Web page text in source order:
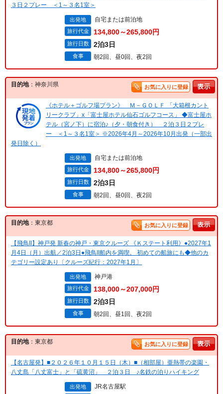
３日２プレー ＜1～３名1室＞
出発地 自宅または前泊地
旅行代金 134,800～265,800円
旅行日数 2泊3日
食事 朝2回、昼0回、夜2回
目的地：神奈川県 お気に入りに登録
《ホテル＋ゴルフ場プラン》 Ｍ－ＧＯＬＦ 「大箱根カント
リークラブ」x「富士屋ホテル仙石ゴルフコース」 ◆富士屋ホ
テル（宮ノ下）に宿泊♪（夕・朝食付き） ２泊３日２プレ
ー ＜1～３名1室＞ ※2026年4月～2026年10月出発（一部出
発日除く）
出発地 自宅または前泊地
旅行代金 134,800～265,800円
旅行日数 2泊3日
食事 朝2回、昼0回、夜2回
目的地：東京都 お気に入りに登録
【飛鳥II】神戸発 新春の神戸・東京クルーズ 《Ｋステート利用》●2027年1
月4日（月）出航／2泊3日●飛鳥II船内を満喫。 初めての船旅にも◆他のカ
テゴリー設定あり〔クルーズ紀行：2027年1月〕
出発地 神戸港
旅行代金 138,000～207,000円
旅行日数 2泊3日
食事 朝2回、昼1回、夜2回
目的地：東京都 お気に入りに登録
【名古屋発】■２０２６年１０月１５日（木）■（相部屋）亜熱帯の楽園・
八丈島「八丈富士」と「硫黄沼」 ２泊３日 ♪名鉄の泊りハイキング
出発地 JR名古屋駅